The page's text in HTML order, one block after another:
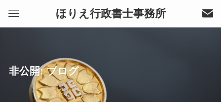
ほりえ行政書士事務所
非公開: ブログ